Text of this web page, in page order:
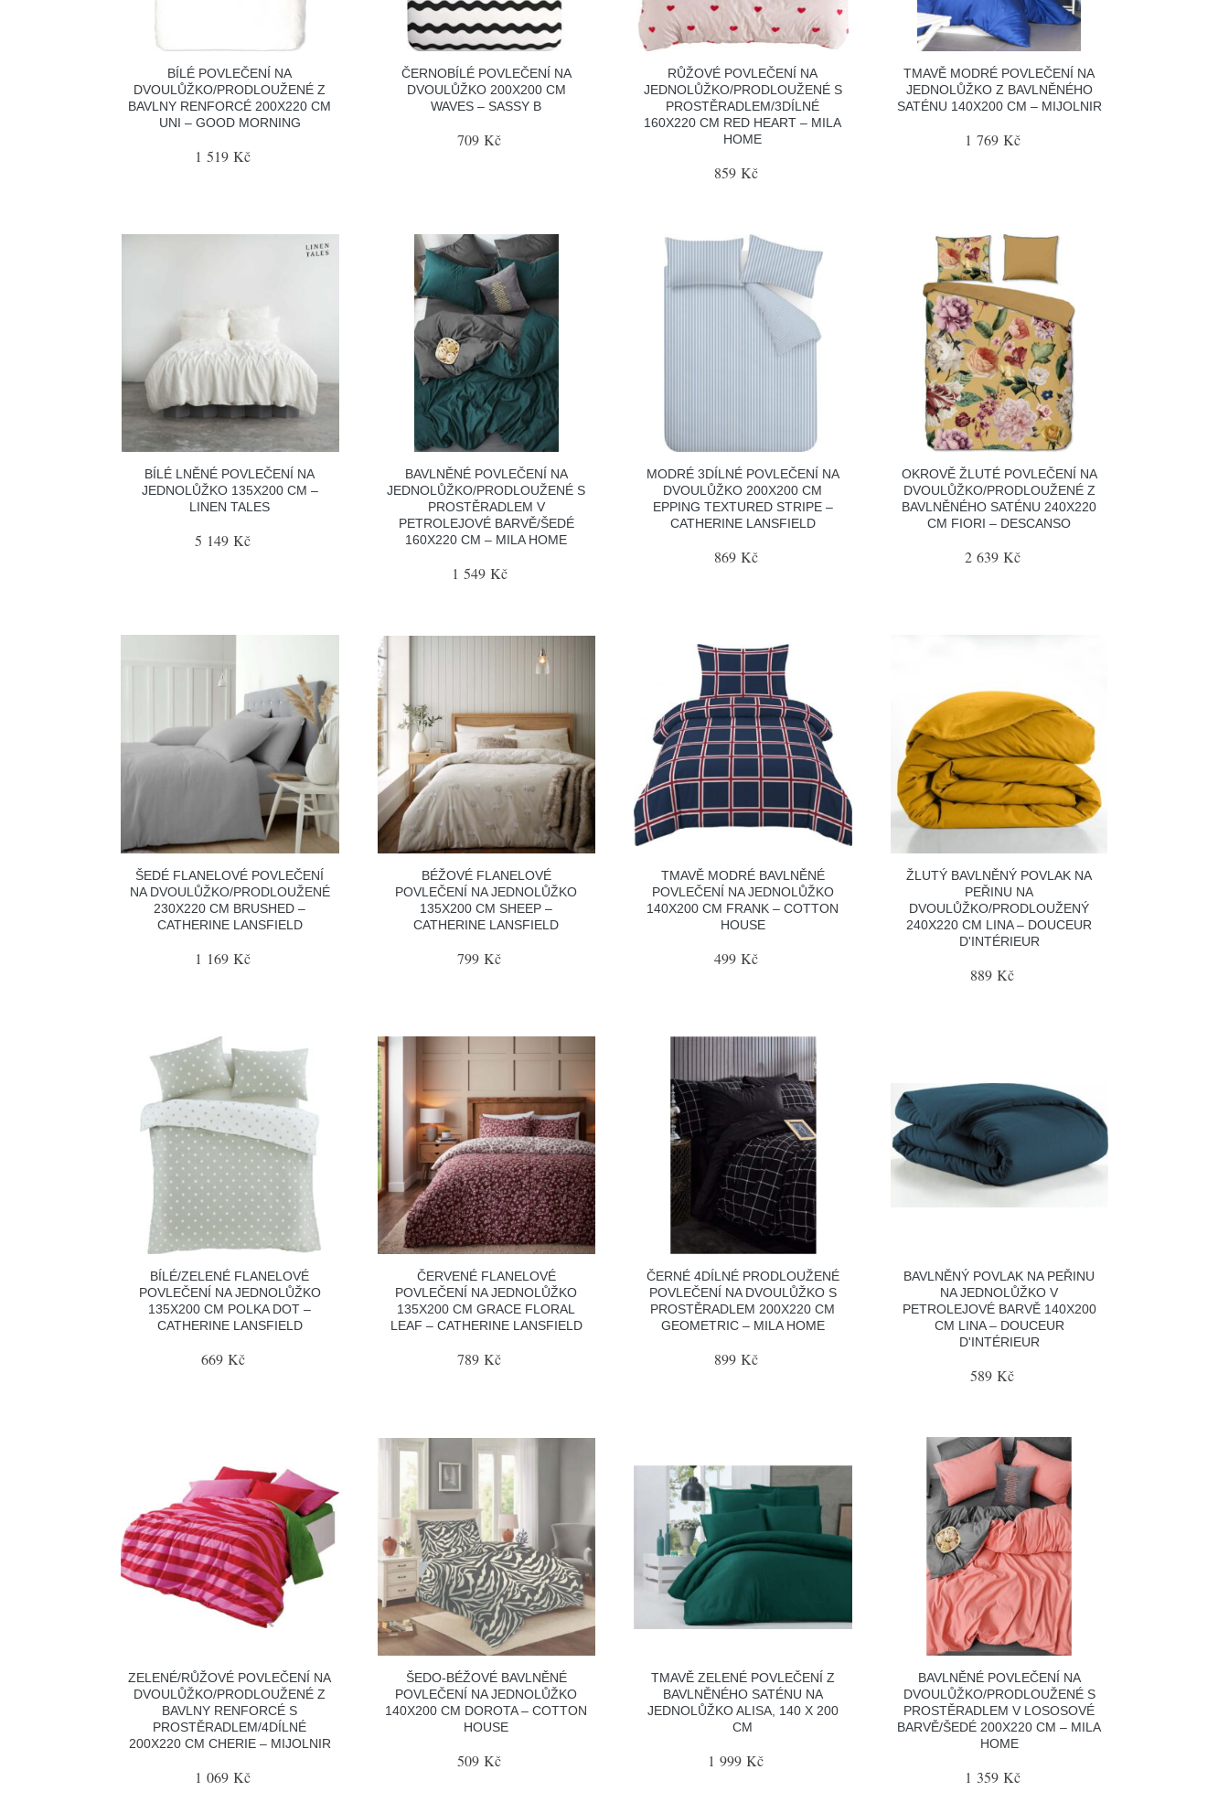
BÍLÉ POVLEČENÍ NA
DVOULŮŽKO/PRODLOUŽENÉ Z
BAVLNY RENFORCÉ 200X220 CM
UNI – GOOD MORNING
1 519 Kč
ČERNOBÍLÉ POVLEČENÍ NA
DVOULŮŽKO 200X200 CM
WAVES – SASSY B
709 Kč
RŮŽOVÉ POVLEČENÍ NA
JEDNOLŮŽKO/PRODLOUŽENÉ S
PROSTĚRADLEM/3DÍLNÉ
160X220 CM RED HEART – MILA
HOME
859 Kč
TMAVĚ MODRÉ POVLEČENÍ NA
JEDNOLŮŽKO Z BAVLNĚNÉHO
SATÉNU 140X200 CM – MIJOLNIR
1 769 Kč
BÍLÉ LNĚNÉ POVLEČENÍ NA
JEDNOLŮŽKO 135X200 CM –
LINEN TALES
5 149 Kč
BAVLNĚNÉ POVLEČENÍ NA
JEDNOLŮŽKO/PRODLOUŽENÉ S
PROSTĚRADLEM V
PETROLEJOVÉ BARVĚ/ŠEDÉ
160X220 CM – MILA HOME
1 549 Kč
MODRÉ 3DÍLNÉ POVLEČENÍ NA
DVOULŮŽKO 200X200 CM
EPPING TEXTURED STRIPE –
CATHERINE LANSFIELD
869 Kč
OKROVĚ ŽLUTÉ POVLEČENÍ NA
DVOULŮŽKO/PRODLOUŽENÉ Z
BAVLNĚNÉHO SATÉNU 240X220
CM FIORI – DESCANSO
2 639 Kč
ŠEDÉ FLANELOVÉ POVLEČENÍ
NA DVOULŮŽKO/PRODLOUŽENÉ
230X220 CM BRUSHED –
CATHERINE LANSFIELD
1 169 Kč
BÉŽOVÉ FLANELOVÉ
POVLEČENÍ NA JEDNOLŮŽKO
135X200 CM SHEEP –
CATHERINE LANSFIELD
799 Kč
TMAVĚ MODRÉ BAVLNĚNÉ
POVLEČENÍ NA JEDNOLŮŽKO
140X200 CM FRANK – COTTON
HOUSE
499 Kč
ŽLUTÝ BAVLNĚNÝ POVLAK NA
PEŘINU NA
DVOULŮŽKO/PRODLOUŽENÝ
240X220 CM LINA – DOUCEUR
D'INTÉRIEUR
889 Kč
BÍLÉ/ZELENÉ FLANELOVÉ
POVLEČENÍ NA JEDNOLŮŽKO
135X200 CM POLKA DOT –
CATHERINE LANSFIELD
669 Kč
ČERVENÉ FLANELOVÉ
POVLEČENÍ NA JEDNOLŮŽKO
135X200 CM GRACE FLORAL
LEAF – CATHERINE LANSFIELD
789 Kč
ČERNÉ 4DÍLNÉ PRODLOUŽENÉ
POVLEČENÍ NA DVOULŮŽKO S
PROSTĚRADLEM 200X220 CM
GEOMETRIC – MILA HOME
899 Kč
BAVLNĚNÝ POVLAK NA PEŘINU
NA JEDNOLŮŽKO V
PETROLEJOVÉ BARVĚ 140X200
CM LINA – DOUCEUR
D'INTÉRIEUR
589 Kč
ZELENÉ/RŮŽOVÉ POVLEČENÍ NA
DVOULŮŽKO/PRODLOUŽENÉ Z
BAVLNY RENFORCÉ S
PROSTĚRADLEM/4DÍLNÉ
200X220 CM CHERIE – MIJOLNIR
1 069 Kč
ŠEDO-BÉŽOVÉ BAVLNĚNÉ
POVLEČENÍ NA JEDNOLŮŽKO
140X200 CM DOROTA – COTTON
HOUSE
509 Kč
TMAVĚ ZELENÉ POVLEČENÍ Z
BAVLNĚNÉHO SATÉNU NA
JEDNOLŮŽKO ALISA, 140 X 200
CM
1 999 Kč
BAVLNĚNÉ POVLEČENÍ NA
DVOULŮŽKO/PRODLOUŽENÉ S
PROSTĚRADLEM V LOSOSOVÉ
BARVĚ/ŠEDÉ 200X220 CM – MILA
HOME
1 359 Kč